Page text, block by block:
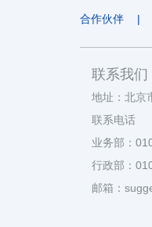
合作伙伴 |
联系我们
地址：北京
联系电话
业务部：
行政部：
邮箱：